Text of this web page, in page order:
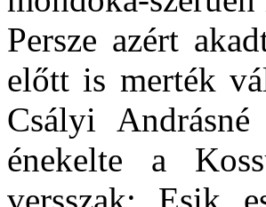
Persze azért
előtt is merték
Csályi
énekelte a
versszak: Esik